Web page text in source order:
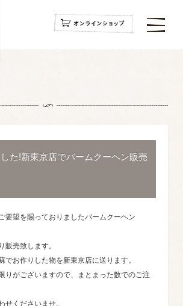
navigation
navigation
navigation
た!新東京店でバームクーヘン販売
要望を賜っておりましたバームクーヘン
販売致します。
でお作りした物を新東京店に送ります。
りがございますので、まとまった数でのご注
せくださいませ。